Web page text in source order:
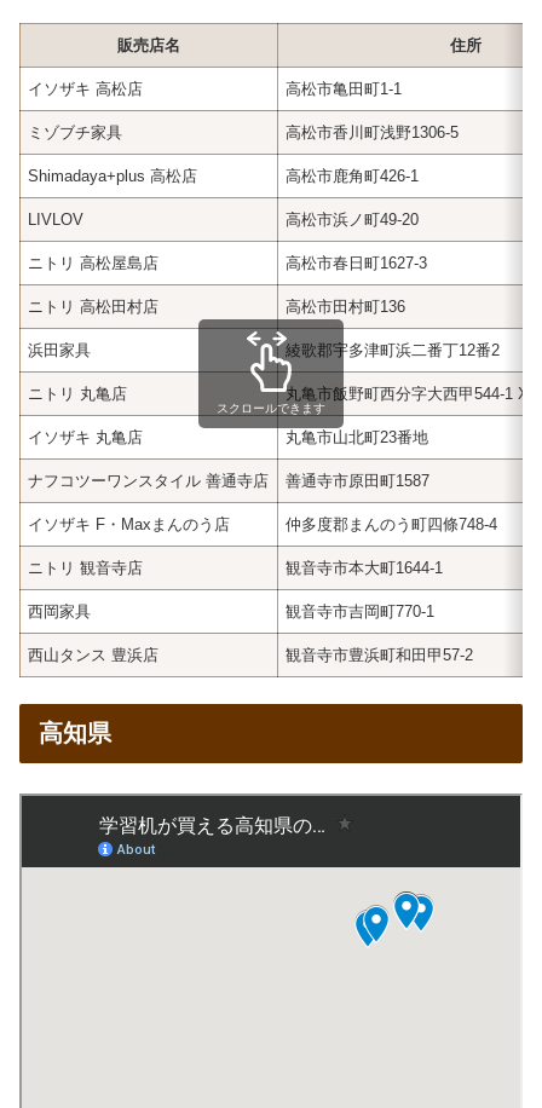
販売店名 住所
イソザキ 高松店 高松市亀田町1-1
ミゾブチ家具 高松市香川町浅野1306-5
Shimadaya+plus 高松店 高松市鹿角町426-1
LIVLOV 高松市浜ノ町49-20
ニトリ 高松屋島店 高松市春日町1627-3
ニトリ 高松田村店 高松市田村町136
浜田家具 綾歌郡宇多津町浜二番丁12番2
ニトリ 丸亀店 丸亀市飯野町西分字大西甲544-1
イソザキ 丸亀店 丸亀市山北町23番地
ナフコツーワンスタイル 善通寺店 善通寺市原田町1587
イソザキ F・Maxまんのう店 仲多度郡まんのう町四條748-4
ニトリ 観音寺店 観音寺市本大町1644-1
西岡家具 観音寺市吉岡町770-1
西山タンス 豊浜店 観音寺市豊浜町和田甲57-2
スクロールできます
高知県